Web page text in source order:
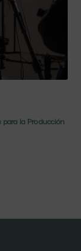
para la Producción